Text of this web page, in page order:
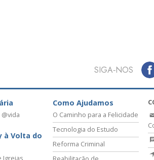
SIGA‑NOS
à Volta do
Igrejas
Como Ajudamos
O Caminho para a Felicidade
Tecnologia do Estudo
Reforma Criminal